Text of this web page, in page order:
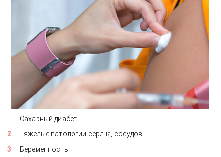
Сахарный диабет.
Тяжёлые патологии сердца, сосудов.
Беременность.